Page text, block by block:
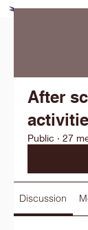
After
Public · 27
Discussion